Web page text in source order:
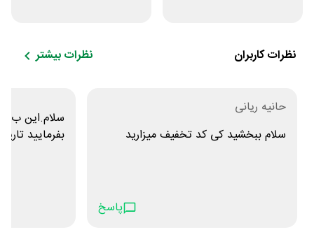
نظرات کاربران نظرات بیشتر
حانیه ریانی
سلام ببخشید کی کد تخفیف میزارید
پاسخ
سلام.این ب
بفرمایید